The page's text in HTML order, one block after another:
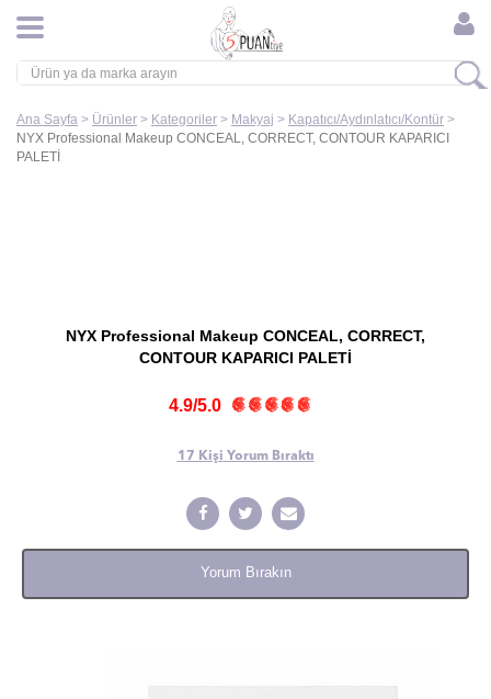
Ana Sayfa > Ürünler > Kategoriler > Makyaj > Kapatıcı/Aydınlatıcı/Kontür >
NYX Professional Makeup CONCEAL, CORRECT, CONTOUR KAPARICI
PALETİ
NYX Professional Makeup CONCEAL, CORRECT,
CONTOUR KAPARICI PALETİ
4.9/5.0
17 Kişi Yorum Bıraktı
Yorum Bırakın